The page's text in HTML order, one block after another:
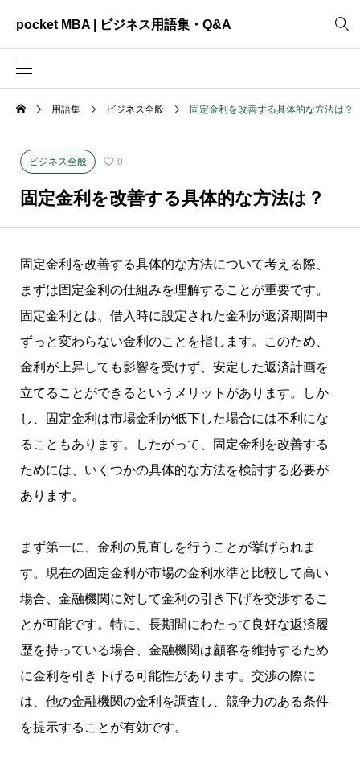
pocket MBA | ビジネス用語集・Q&A
ビジネス全般 2465
資料作成
用語集 ビジネス全般 固定金利を改善する具体的な方法は？
ビジネス全般 0
固定金利を改善する具体的な方法は？
固定金利を改善する具体的な方法について考える際、
まずは固定金利の仕組みを理解することが重要です。
固定金利とは、借入時に設定された金利が返済期間中
ずっと変わらない金利のことを指します。このため、
金利が上昇しても影響を受けず、安定した返済計画を
立てることができるというメリットがあります。しか
し、固定金利は市場金利が低下した場合には不利にな
ることもあります。したがって、固定金利を改善する
ためには、いくつかの具体的な方法を検討する必要が
あります。
まず第一に、金利の見直しを行うことが挙げられま
す。現在の固定金利が市場の金利水準と比較して高い
場合、金融機関に対して金利の引き下げを交渉するこ
とが可能です。特に、長期間にわたって良好な返済履
歴を持っている場合、金融機関は顧客を維持するため
に金利を引き下げる可能性があります。交渉の際に
は、他の金融機関の金利を調査し、競争力のある条件
を提示することが有効です。